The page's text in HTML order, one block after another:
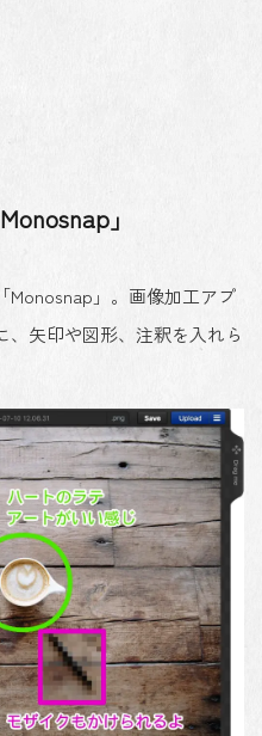
」
Monosnap」。画像加工アプ
、矢印や図形、注釈を入れら